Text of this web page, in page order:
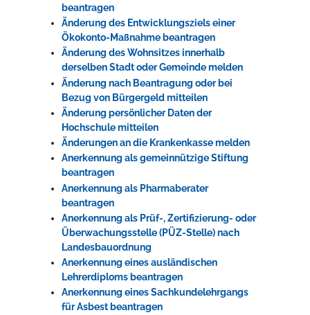
beantragen
Änderung des Entwicklungsziels einer
Ökokonto-Maßnahme beantragen
Änderung des Wohnsitzes innerhalb
derselben Stadt oder Gemeinde melden
Änderung nach Beantragung oder bei
Bezug von Bürgergeld mitteilen
Änderung persönlicher Daten der
Hochschule mitteilen
Änderungen an die Krankenkasse melden
Anerkennung als gemeinnützige Stiftung
beantragen
Anerkennung als Pharmaberater
beantragen
Anerkennung als Prüf-, Zertifizierung- oder
Überwachungsstelle (PÜZ-Stelle) nach
Landesbauordnung
Anerkennung eines ausländischen
Lehrerdiploms beantragen
Anerkennung eines Sachkundelehrgangs
für Asbest beantragen